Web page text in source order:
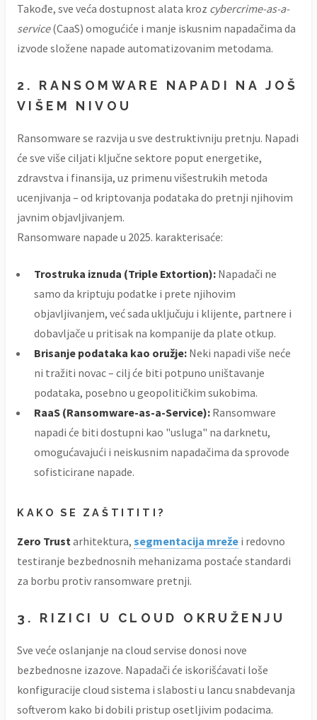
Takođe, sve veća dostupnost alata kroz cybercrime-as-a-
service(CaaS) omogućiće i manje iskusnim napadačima da
izvode složene napade automatizovanim metodama.
2. RANSOMWARE NAPADI NA JOŠ
VIŠEM NIVOU
Ransomware se razvija u sve destruktivniju pretnju. Napadi
će sve više ciljati ključne sektore poput energetike,
zdravstva i finansija, uz primenu višestrukih metoda
ucenjivanja – od kriptovanja podataka do pretnji njihovim
javnim objavljivanjem.
Ransomware napade u 2025. karakterisaće:
Trostruka iznuda (Triple Extortion): Napadači ne
samo da kriptuju podatke i prete njihovim
objavljivanjem, već sada uključuju i klijente, partnere i
dobavljače u pritisak na kompanije da plate otkup.
Brisanje podataka kao oružje: Neki napadi više neće
ni tražiti novac – cilj će biti potpuno uništavanje
podataka, posebno u geopolitičkim sukobima.
RaaS (Ransomware-as-a-Service): Ransomware
napadi će biti dostupni kao "usluga" na darknetu,
omogućavajući i neiskusnim napadačima da sprovode
sofisticirane napade.
KAKO SE ZAŠTITITI?
Zero Trust arhitektura, segmentacija mreže i redovno
testiranje bezbednosnih mehanizama postaće standardi
za borbu protiv ransomware pretnji.
3. RIZICI U CLOUD OKRUŽENJU
Sve veće oslanjanje na cloud servise donosi nove
bezbednosne izazove. Napadači će iskorišćavati loše
konfiguracije cloud sistema i slabosti u lancu snabdevanja
softverom kako bi dobili pristup osetljivim podacima.